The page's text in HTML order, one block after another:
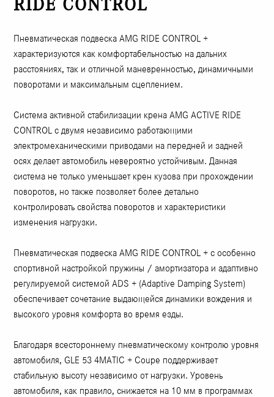
RIDE CONTROL
Пневматическая подвеска AMG RIDE CONTROL +
характеризуются как комфортабельностью на дальних
расстояниях, так и отличной маневренностью, динамичными
поворотами и максимальным сцеплением.
Система активной стабилизации крена AMG ACTIVE RIDE
CONTROL с двумя независимо работающими
электромеханическими приводами на передней и задней
осях делает автомобиль невероятно устойчивым. Данная
система не только уменьшает крен кузова при прохождении
поворотов, но также позволяет более детально
контролировать свойства поворотов и характеристики
изменения нагрузки.
Пневматическая подвеска AMG RIDE CONTROL + с особенно
спортивной настройкой пружины / амортизатора и адаптивно
регулируемой системой ADS + (Adaptive Damping System)
обеспечивает сочетание выдающейся динамики вождения и
высокого уровня комфорта во время езды.
Благодаря всестороннему пневматическому контролю уровня
автомобиля, GLE 53 4MATIC + Coupe поддерживает
стабильную высоту независимо от нагрузки. Уровень
автомобиля, как правило, снижается на 10 мм в программах